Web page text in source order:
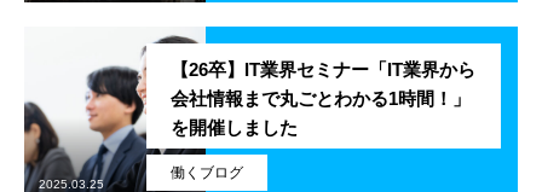
業務を知る Works
ITエンジニア職
働くブログ
【26卒】IT業界セミナー「IT業界から
会社情報まで丸ごとわかる1時間！」
を開催しました
2025.03.25